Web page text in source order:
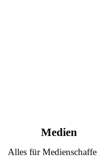
Medien
Alles für